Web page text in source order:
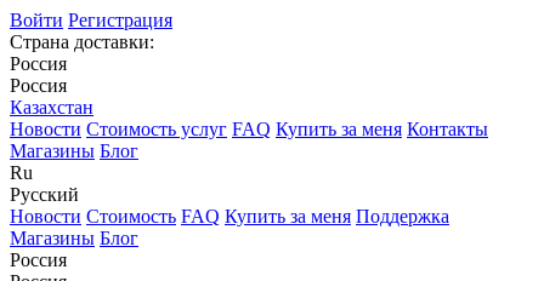
Войти Регистрация
Страна доставки:
Россия
Россия
Казахстан
Новости Стоимость услуг FAQ Купить за меня Контакты
Магазины Блог
Ru
Русский
Новости Стоимость FAQ Купить за меня Поддержка
Магазины Блог
Россия